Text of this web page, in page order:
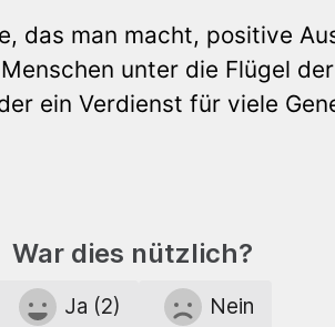
das man macht, positive
unter die Flügel
ein Verdienst für viele
War dies nützlich?
Ja (2) Nein